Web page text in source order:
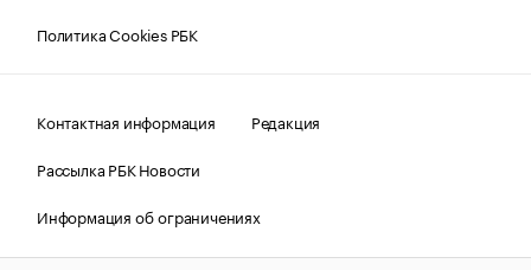
Политика Cookies РБК
Контактная информация
Редакция
Рассылка РБК Новости
Информация об ограничениях
Правовая информация
О соблюдении авторских прав